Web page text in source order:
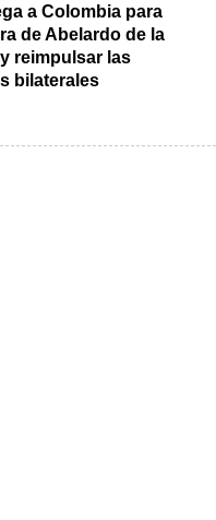
a Colombia para
de Abelardo de la
reimpulsar las
bilaterales